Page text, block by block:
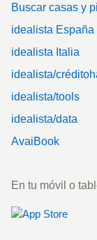
Buscar casas y
idealista España
idealista Italia
idealista/
idealista/tools
idealista/data
AvaiBook
En tu móvil o